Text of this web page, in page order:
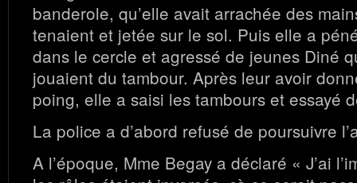
banderole, qu’elle avait arrachée des
tenaient et jetée sur le sol. Puis elle a
dans le cercle et agressé de jeunes Diné
jouaient du tambour. Après leur avoir
poing, elle a saisi les tambours et essayé
La police a d’abord refusé de poursuivre
A l’époque, Mme Begay a déclaré « J’ai